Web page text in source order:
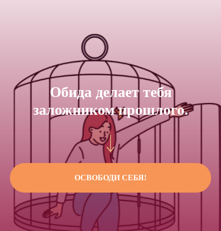
Обида делает тебя
заложником прошлого.
ОСВОБОДИ СЕБЯ!